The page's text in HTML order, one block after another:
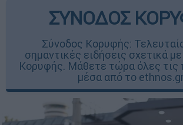
ΣΥΝΟΔΟΣ
Σύνοδος Κορυφής:
σημαντικές ειδήσεις σχετικά
Κορυφής. Μάθετε τώρα όλες τις
μέσα από το